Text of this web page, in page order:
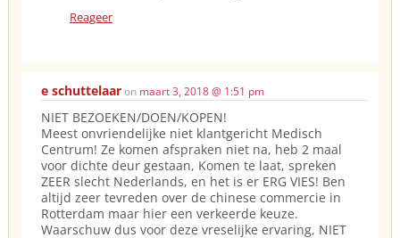
Reageer
e schuttelaaron maart 3, 2018 @ 1:51 pm
NIET BEZOEKEN/DOEN/KOPEN!
Meest onvriendelijke niet klantgericht Medisch
Centrum! Ze komen afspraken niet na, heb 2 maal
voor dichte deur gestaan, Komen te laat, spreken
ZEER slecht Nederlands, en het is er ERG VIES! Ben
altijd zeer tevreden over de chinese commercie in
Rotterdam maar hier een verkeerde keuze.
Waarschuw dus voor deze vreselijke ervaring, NIET